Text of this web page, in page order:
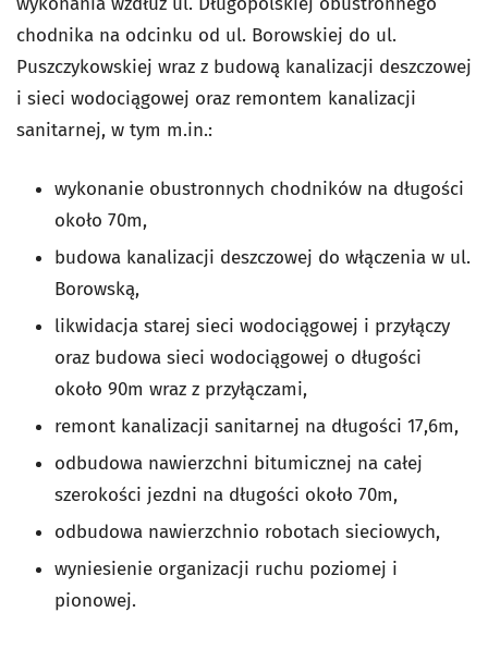
chodnika na odcinku od ul. Borowskiej do ul.
Puszczykowskiej wraz z budową kanalizacji deszczowej
i sieci wodociągowej oraz remontem kanalizacji
sanitarnej, w tym m.in.:
wykonanie obustronnych chodników na długości
około 70m,
budowa kanalizacji deszczowej do włączenia w ul.
Borowską,
likwidacja starej sieci wodociągowej i przyłączy
oraz budowa sieci wodociągowej o długości
około 90m wraz z przyłączami,
remont kanalizacji sanitarnej na długości 17,6m,
odbudowa nawierzchni bitumicznej na całej
szerokości jezdni na długości około 70m,
odbudowa nawierzchnio robotach sieciowych,
wyniesienie organizacji ruchu poziomej i
pionowej.